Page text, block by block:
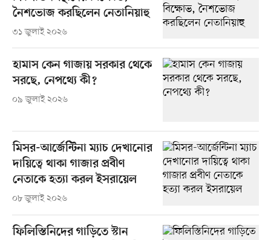
নৈশভোজ করছিলেন নেতানিয়াহু
৩১ জুলাই ২০২৬
হামাস কেন গাজায় সরকার থেকে
সরছে, নেপথ্যে কী?
০৯ জুলাই ২০২৬
মিসর-আর্জেন্টিনা ম্যাচ দেখানোর
দায়িত্বে থাকা গাজার প্রবীণ
নেতাকে হত্যা করল ইসরায়েল
০৮ জুলাই ২০২৬
ফিলিস্তিনিদের গাড়িতে স্টান